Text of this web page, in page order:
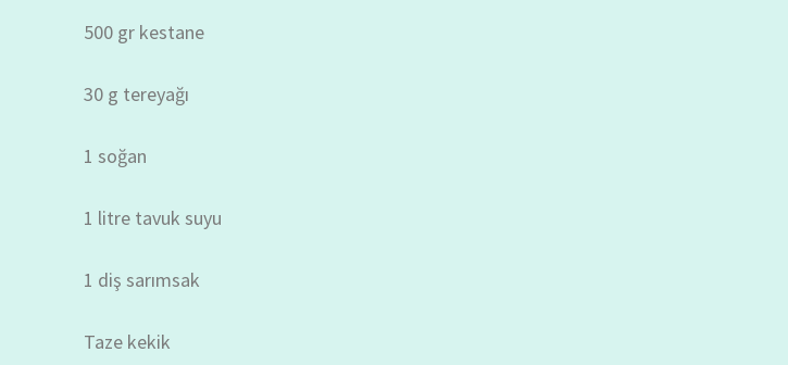
500 gr kestane
30 g tereyağı
1 soğan
1 litre tavuk suyu
1 diş sarımsak
Taze kekik